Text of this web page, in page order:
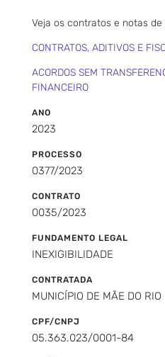
Veja os contratos e notas
CONTRATOS, ADITIVOS E
ACORDOS SEM
FINANCEIRO
ANO
2023
PROCESSO
0377/2023
CONTRATO
0035/2023
FUNDAMENTO LEGAL
INEXIGIBILIDADE
CONTRATADA
MUNICÍPIO DE MÃE DO RIO
CPF/CNPJ
05.363.023/0001-84